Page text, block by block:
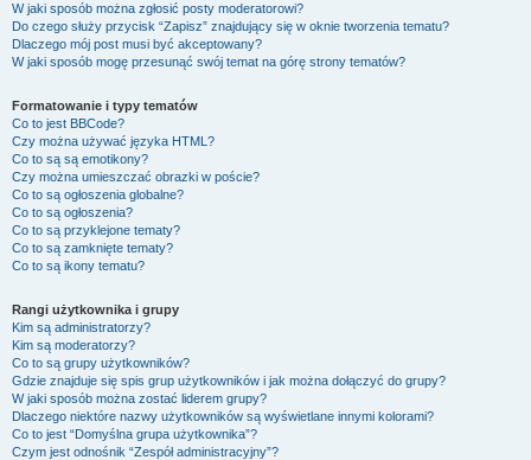
W jaki sposób można zgłosić posty moderatorowi?
Do czego służy przycisk “Zapisz” znajdujący się w oknie tworzenia tematu?
Dlaczego mój post musi być akceptowany?
W jaki sposób mogę przesunąć swój temat na górę strony tematów?
Formatowanie i typy tematów
Co to jest BBCode?
Czy można używać języka HTML?
Co to są są emotikony?
Czy można umieszczać obrazki w poście?
Co to są ogłoszenia globalne?
Co to są ogłoszenia?
Co to są przyklejone tematy?
Co to są zamknięte tematy?
Co to są ikony tematu?
Rangi użytkownika i grupy
Kim są administratorzy?
Kim są moderatorzy?
Co to są grupy użytkowników?
Gdzie znajduje się spis grup użytkowników i jak można dołączyć do grupy?
W jaki sposób można zostać liderem grupy?
Dlaczego niektóre nazwy użytkowników są wyświetlane innymi kolorami?
Co to jest “Domyślna grupa użytkownika”?
Czym jest odnośnik “Zespół administracyjny”?